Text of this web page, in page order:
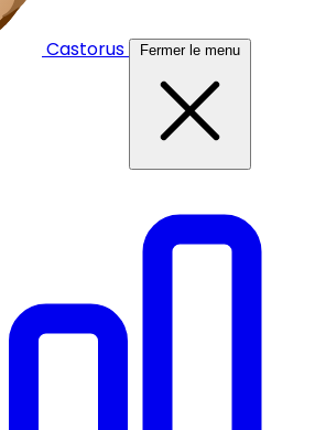
Castorus Fermer le menu